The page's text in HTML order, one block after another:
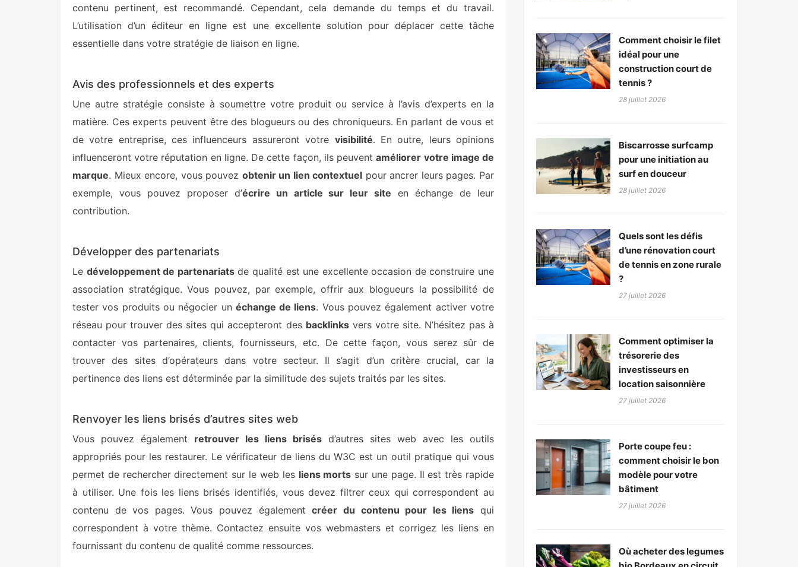
contenu pertinent, est recommandé. Cependant, cela demande du temps et du travail.
L’utilisation d’un éditeur en ligne est une excellente solution pour déplacer cette tâche
essentielle dans votre stratégie de liaison en ligne.
Avis des professionnels et des experts
Une autre stratégie consiste à soumettre votre produit ou service à l’avis d’experts en la
matière. Ces experts peuvent être des blogueurs ou des chroniqueurs. En parlant de vous et
de votre entreprise, ces influenceurs assureront votre visibilité. En outre, leurs opinions
influenceront votre réputation en ligne. De cette façon, ils peuventaméliorer votre image de
marque. Mieux encore, vous pouvez obtenir un lien contextuel pour ancrer leurs pages. Par
exemple, vous pouvez proposer d’écrire un article sur leur site en échange de leur
contribution.
Développer des partenariats
Le développement de partenariatsde qualité est une excellente occasion de construire une
association stratégique. Vous pouvez, par exemple, offrir aux blogueurs la possibilité de
tester vos produits ou négocier un échange de liens. Vous pouvez également activer votre
réseau pour trouver des sites qui accepteront des backlinksvers votre site. N’hésitez pas à
contacter vos partenaires, clients, fournisseurs, etc. De cette façon, vous serez sûr de
trouver des sites d’opérateurs dans votre secteur. Il s’agit d’un critère crucial, car la
pertinence des liens est déterminée par la similitude des sujets traités par les sites.
Renvoyer les liens brisés d’autres sites web
Vous pouvez également retrouver les liens brisés d’autres sites web avec les outils
appropriés pour les restaurer. Le vérificateur de liens du W3C est un outil pratique qui vous
permet de rechercher directement sur le web les liens morts sur une page. Il est très rapide
à utiliser. Une fois les liens brisés identifiés, vous devez filtrer ceux qui correspondent au
contenu de vos pages. Vous pouvez égalementcréer du contenu pour les liens qui
correspondent à votre thème. Contactez ensuite vos webmasters et corrigez les liens en
fournissant du contenu de qualité comme ressources.
Comment choisir le filet
idéal pour une
construction court de
tennis ?
28 juillet 2026
Biscarrosse surfcamp
pour une initiation au
surf en douceur
28 juillet 2026
Quels sont les défis
d’une rénovation court
de tennis en zone rurale
?
27 juillet 2026
Comment optimiser la
trésorerie des
investisseurs en
location saisonnière
27 juillet 2026
Porte coupe feu :
comment choisir le bon
modèle pour votre
bâtiment
27 juillet 2026
Où acheter des legumes